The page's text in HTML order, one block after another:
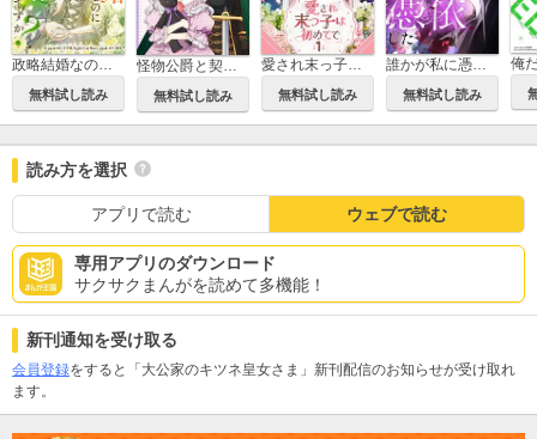
政略結婚なのにどうして執着するのですか？
無料試し読み 無料試し読み
愛され末っ子は初めてで
無料試し読み
誰かが私に憑依した
無料試し読み
読み方を選択
アプリで読む ウェブで読む
専用アプリのダウンロード
サクサクまんがを読めて多機能！
新刊通知を受け取る
会員登録をすると「大公家のキツネ皇女さま」新刊配信のお知らせが受け取れ
ます。